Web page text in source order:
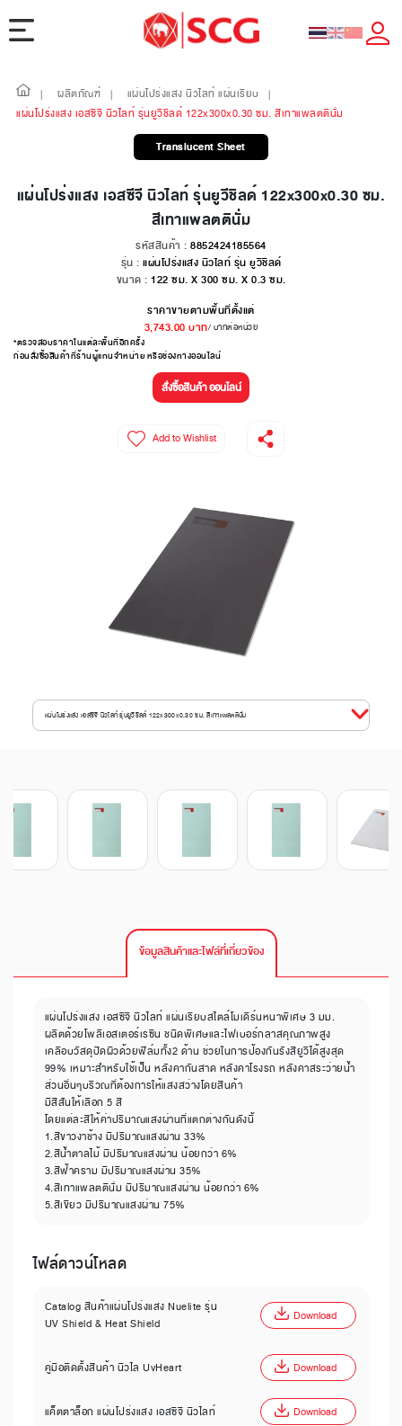
| ผลิตภัณฑ์ | แผ่นโปร่งแสง นิวไลท์ แผ่นเรียบ
|
แผ่นโปร่งแสง เอสซีจี นิวไลท์ รุ่นยูวีชิลด์ 122x300x0.30 ซม. สีเทาแพลตตินั่ม
Translucent Sheet
แผ่นโปร่งแสง เอสซีจี นิวไลท์ รุ่นยูวีชิลด์ 122x300x0.30 ซม.
สีเทาแพลตตินั่ม
รหัสสินค้า : 8852424185564
รุ่น : แผ่นโปร่งแสง นิวไลท์ รุ่น ยูวีชิลด์
ขนาด : 122 ซม. X 300 ซม. X 0.3 ซม.
ราคาขายตามพื้นที่ตั้งแต่
3,743.00 บาท/ บาทต่อหน่วย
*ตรวจสอบราคาในแต่ละพื้นที่อีกครั้ง
ก่อนสั่งซื้อสินค้าที่ร้านผู้แทนจำหน่าย หรือช่องทางออนไลน์
สั่งซื้อสินค้า ออนไลน์
Add to Wishlist
แผ่นโปร่งแสง เอสซีจี นิวไลท์ รุ่นยูวีชิลด์ 122x300x0.30 ซม. สีเทาแพลตตินั่ม
ข้อมูลสินค้าและไฟล์ที่เกี่ยวข้อง
แผ่นโปร่งแสง เอสซีจี นิวไลท์ แผ่นเรียบสไตล์โมเดิร์นหนาพิเศษ 3 มม.
ผลิตด้วยโพลีเอสเตอร์เรซิน ชนิดพิเศษและไฟเบอร์กลาสคุณภาพสูง
เคลือบวัสดุปิดผิวด้วยฟิล์มทั้ง2 ด้าน ช่วยในการป้องกันรังสียูวีได้สูงสุด
99% เหมาะสำหรับใช้เป็น หลังคากันสาด หลังคาโรงรถ หลังคาสระว่ายน้ำ
ส่วนอื่นๆบริวณที่ต้องการให้แสงสว่างโดยสินค้า
มีสีสันให้เลือก 5 สี
โดยแต่ละสีให้ค่าปริมาณแสงผ่านที่แตกต่างกันดังนี้
1.สีขาวงาช้าง มีปริมาณแสงผ่าน 33%
2.สีน้ำตาลไม้ มีปริมาณแสงผ่าน น้อยกว่า 6%
3.สีฟ้าคราม มีปริมาณแสงผ่าน 35%
4.สีเทาแพลตตินั่ม มีปริมาณแสงผ่าน น้อยกว่า 6%
5.สีเขียว มีปริมาณแสงผ่าน 75%
ไฟล์ดาวน์โหลด
Catalog สินค้าแผ่นโปร่งแสง Nuelite รุ่น
UV Shield & Heat Shield
Download
คู่มือติดตั้งสินค้า นิวไล UvHeart Download
แค็ตตาล็อก แผ่นโปร่งแสง เอสซีจี นิวไลท์ Download